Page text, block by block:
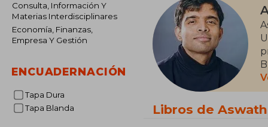
Consulta, Información Y
Materias Interdisciplinares
Economía, Finanzas,
Empresa Y Gestión
ENCUADERNACIÓN
Tapa Dura
Tapa Blanda
Libros de